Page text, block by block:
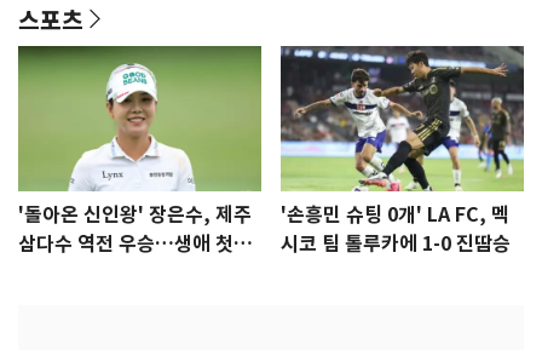
스포츠
'돌아온 신인왕' 장은수, 제주
삼다수 역전 우승…생애 첫승
'손흥민 슈팅 0개' LA FC, 멕
시코 팀 톨루카에 1-0 진땀승